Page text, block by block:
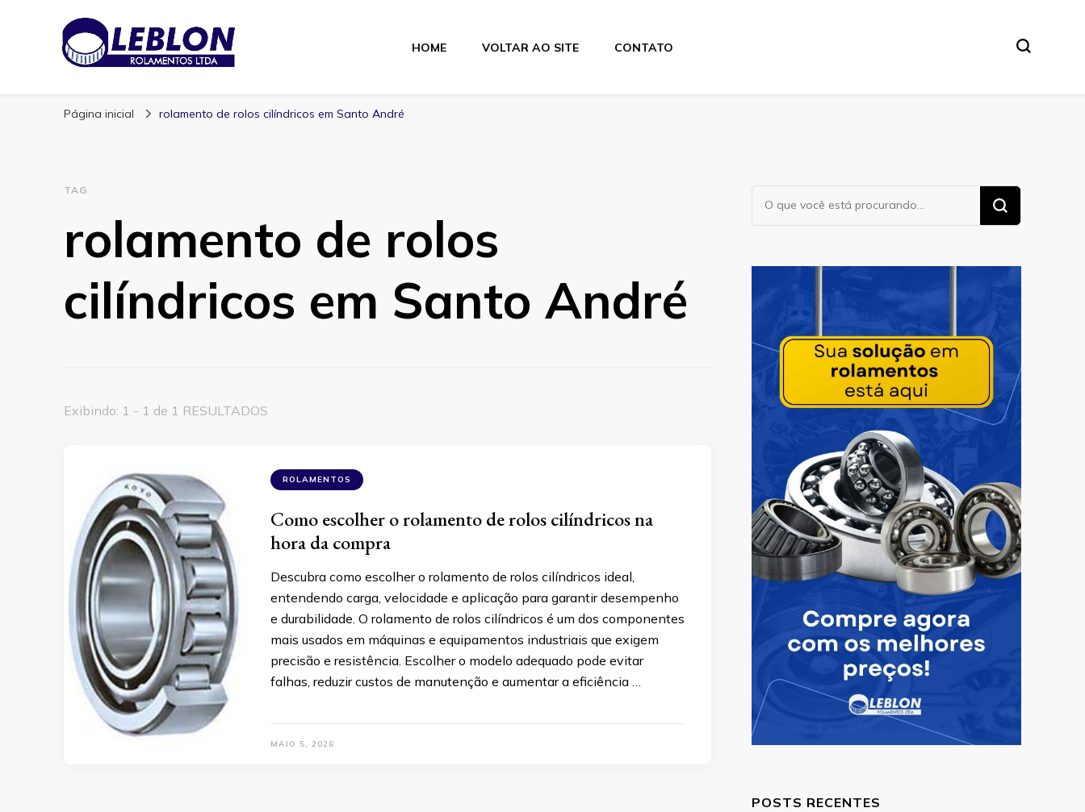
Blog | Leblon Rolamentos
HOME VOLTAR AO SITE CONTATO
Página inicial rolamento de rolos cilíndricos em Santo André
TAG
rolamento de rolos
cilíndricos em Santo André
Exibindo: 1 - 1 de 1 RESULTADOS
ROLAMENTOS
Como escolher o rolamento de rolos cilíndricos na
hora da compra
Descubra como escolher o rolamento de rolos cilíndricos ideal,
entendendo carga, velocidade e aplicação para garantir desempenho
e durabilidade. O rolamento de rolos cilíndricos é um dos componentes
mais usados em máquinas e equipamentos industriais que exigem
precisão e resistência. Escolher o modelo adequado pode evitar
falhas, reduzir custos de manutenção e aumentar a eficiência …
MAIO 5, 2026
Procurando
algo?
POSTS RECENTES